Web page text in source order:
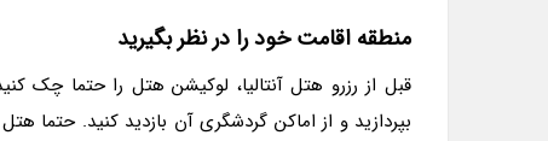
منطقه اقامت خود را در نظر بگیرید
قبل از رزرو هتل آنتالیا، لوکیشن هتل را حتما
بپردازید و از اماکن گردشگری آن بازدید کنید. حتما